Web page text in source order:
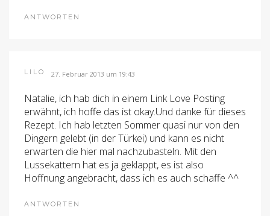
ANTWORTEN
LILO 27. Februar 2013 um 19:43
Natalie, ich hab dich in einem Link Love Posting
erwähnt, ich hoffe das ist okay.Und danke für dieses
Rezept. Ich hab letzten Sommer quasi nur von den
Dingern gelebt (in der Türkei) und kann es nicht
erwarten die hier mal nachzubasteln. Mit den
Lussekattern hat es ja geklappt, es ist also
Hoffnung angebracht, dass ich es auch schaffe ^^
ANTWORTEN